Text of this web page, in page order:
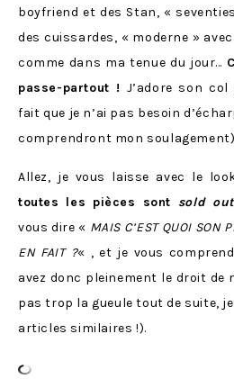
boyfriend et des Stan, «
des cuissardes, « moderne »
comme dans ma tenue du jour…
passe-partout ! J’adore son
fait que je n’ai pas besoin
comprendront mon
Allez, je vous laisse avec le
toutes les pièces sont sold out
vous dire « MAIS C’EST QUOI SON
EN FAIT ?« , et je vous
avez donc pleinement le droit de
pas trop la gueule tout de suite,
articles similaires !).